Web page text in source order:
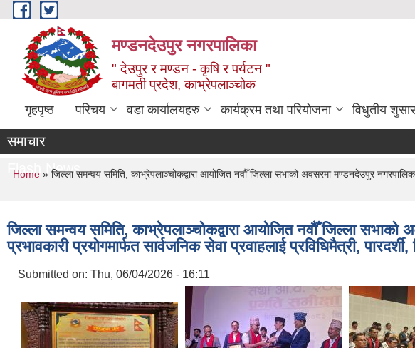
Skip to main content
मण्डनदेउपुर नगरपालिका
" देउपुर र मण्डन - कृषि र पर्यटन "
बागमती प्रदेश, काभ्रेपलाञ्चोक
गृहपृष्ठ परिचय वडा कार्यालयहरु कार्यक्रम तथा परियोजना विधुतीय
समाचार
Flash News
You are here
Home » जिल्ला समन्वय समिति, काभ्रेपलाञ्चोकद्वारा आयोजित नवौँ जिल्ला सभाको अवसरमा मण्डनदेउपुर
जिल्ला समन्वय समिति, काभ्रेपलाञ्चोकद्वारा आयोजित नवौँ जिल्ला
प्रभावकारी प्रयोगमार्फत सार्वजनिक सेवा प्रवाहलाई प्रविधिमैत्री,
Submitted on: Thu, 06/04/2026 - 16:11